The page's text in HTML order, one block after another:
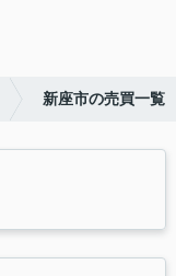
新座市の売買一覧